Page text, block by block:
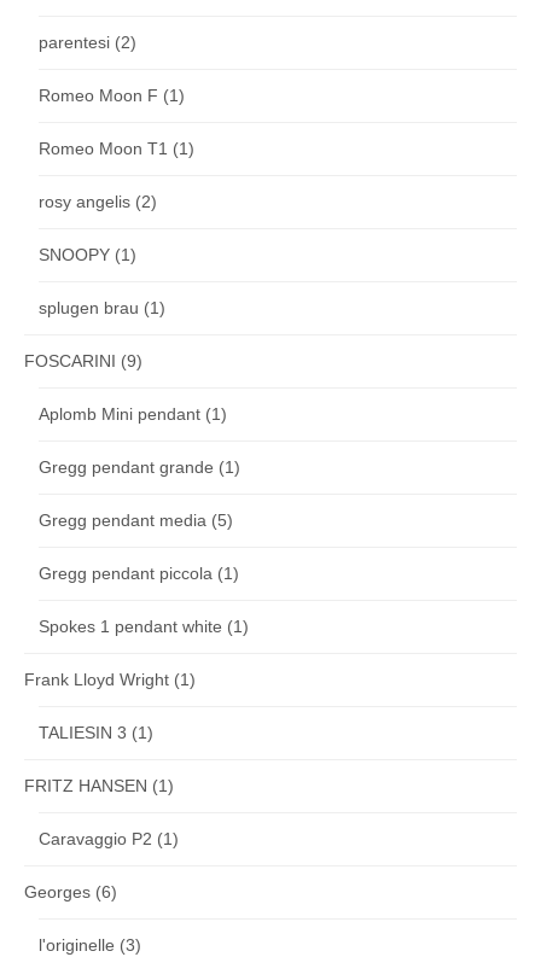
parentesi (2)
Romeo Moon F (1)
Romeo Moon T1 (1)
rosy angelis (2)
SNOOPY (1)
splugen brau (1)
FOSCARINI (9)
Aplomb Mini pendant (1)
Gregg pendant grande (1)
Gregg pendant media (5)
Gregg pendant piccola (1)
Spokes 1 pendant white (1)
Frank Lloyd Wright (1)
TALIESIN 3 (1)
FRITZ HANSEN (1)
Caravaggio P2 (1)
Georges (6)
l'originelle (3)